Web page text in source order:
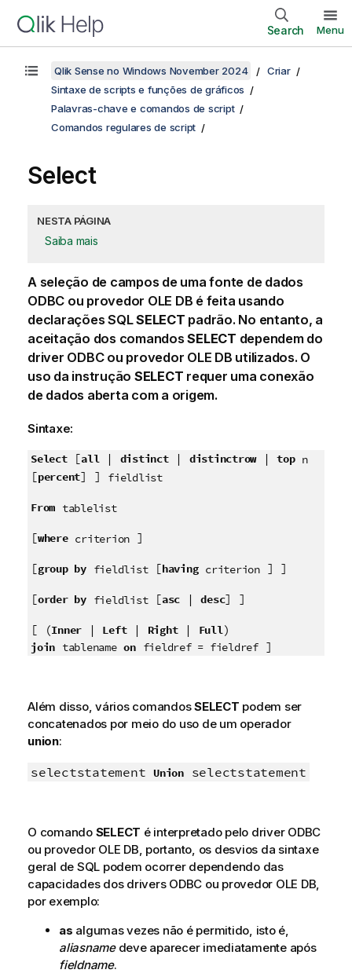
Search Menu
Qlik Sense no Windows November 2024
Criar
Sintaxe de scripts e funções de gráficos
Palavras-chave e comandos de script
Comandos regulares de script
Select
NESTA PÁGINA
Saiba mais
A seleção de campos de uma fonte de dados
ODBC ou provedor OLE DB é feita usando
declarações SQLSELECT padrão. No entanto, a
aceitação dos comandosSELECT dependem do
driver ODBCou provedor OLE DB utilizados. O
uso da instrução SELECT requer uma conexão
de dados aberta com a origem.
Sintaxe:
Select[all| distinct| distinctrow|top n
[percent] ] fieldlist
From tablelist
[where criterion ]
[group by fieldlist[having criterion] ]
[order by fieldlist[asc |desc] ]
[ (Inner | Left| Right| Full )
join tablename on fieldref = fieldref]
Além disso, vários comandosSELECT podem ser
concatenados por meio do uso de um operador
union:
selectstatement Unionselectstatement
O comando SELECT é interpretado pelo driver ODBC
ou provedor OLE DB, portanto, os desvios da sintaxe
geral de SQL podem ocorrer dependendo das
capacidades dos drivers ODBC ou provedor OLE DB,
por exemplo:
as algumas vezes não é permitido, isto é,
aliasnamedeve aparecer imediatamente após
fieldname.